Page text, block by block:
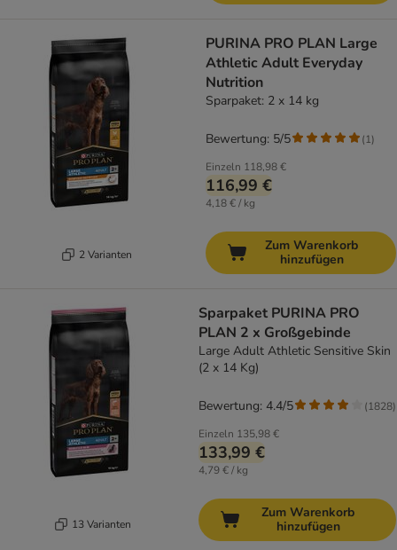
2 Varianten
PURINA PRO PLAN Large
Athletic Adult Everyday
Nutrition
Sparpaket: 2 x 14 kg
Einzeln 118,98 €
116,99 €
4,18 € / kg
Bewertung: 5/5 (1)
Zum Warenkorb
hinzufügen
13 Varianten
Sparpaket PURINA PRO
PLAN 2 x Großgebinde
Large Adult Athletic Sensitive Skin
(2 x 14 Kg)
Einzeln 135,98 €
133,99 €
4,79 € / kg
Bewertung: 4.4/5 (1828)
Zum Warenkorb
hinzufügen